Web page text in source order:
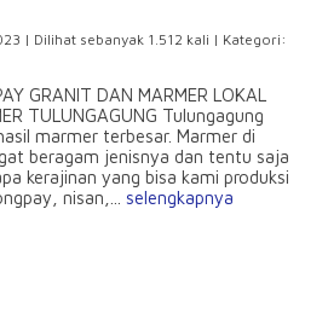
| Dilihat sebanyak 1.512 kali | Kategori:
GRANIT DAN MARMER LOKAL
TULUNGAGUNG Tulungagung
marmer terbesar. Marmer di
beragam jenisnya dan tentu saja
kerajinan yang bisa kami produksi
nisan,... selengkapnya